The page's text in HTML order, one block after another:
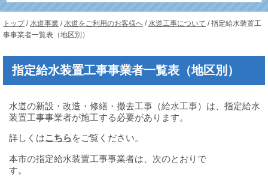
根
県
上
現
在
位
置：
トップ/水道事業 /水道をご利用のお客様へ /水道工事について /指定給水装置工
事事業者一覧表（地区別）
指定給水装置工事事業者一覧表（地区別）
水道の新設・改造・修繕・撤去工事（給水工事）は、指定給水
装置工事事業者が施工する必要があります。
詳しくはこちらをご覧ください。
本市の指定給水装置工事事業者は、次のとおりで
す。